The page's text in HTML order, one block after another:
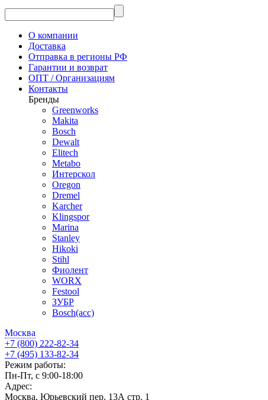
О компании
Доставка
Отправка в регионы РФ
Гарантии и возврат
ОПТ / Организациям
Контакты
Бренды
Greenworks
Makita
Bosch
Dewalt
Elitech
Metabo
Интерскол
Oregon
Dremel
Karcher
Klingspor
Marina
Stanley
Hikoki
Stihl
Фиолент
WORX
Festool
ЗУБР
Bosch(acc)
Москва
+7 (800) 222-82-34
+7 (495) 133-82-34
Режим работы:
Пн-Пт, с 9:00-18:00
Адрес:
Москва, Юрьевский пер. 13А стр. 1